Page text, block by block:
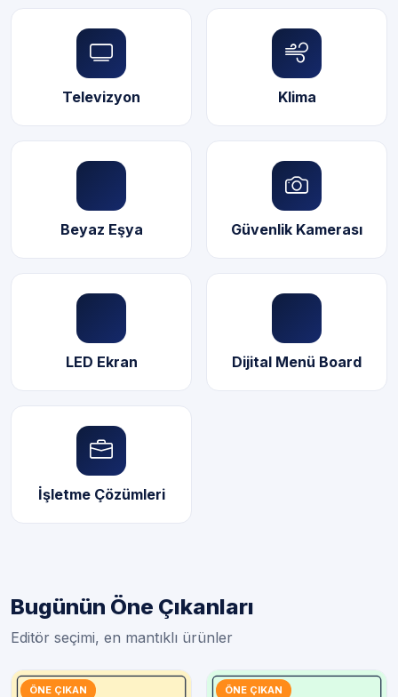
Televizyon Klima
Beyaz Eşya Güvenlik Kamerası
LED Ekran Dijital Menü Board
İşletme Çözümleri
Bugünün Öne Çıkanları
Editör seçimi, en mantıklı ürünler
ÖNE ÇIKAN ÖNE ÇIKAN